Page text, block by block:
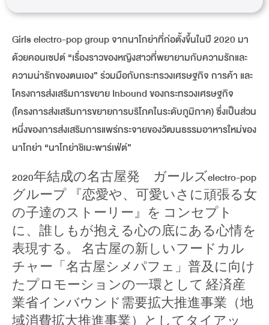
Girls electro-pop group จากนาโกย่าที่ก่อตั้งขึ้นในปี 2020 มา
ด้วยคอนเซปต์ “เรื่องราวของหญิงสาวที่พยายามกับความรักและ
ความน่ารักของตนเอง” ร่วมมือกับกระทรวงเศรษฐกิจ การค้า และ
โครงการส่งเสริมการขยาย Inbound ของกระทรวงเศรษฐกิจ
(โครงการส่งเสริมการขยายการบริโภคในระดับภูมิภาค) ซึ่งเป็นส่วน
หนึ่งของการส่งเสริมการแพร่กระจายของวัฒนธรรมอาหารใหม่ของ
นาโกย่า “นาโกย่าชิเมะพาร์เฟ่ต์”
2020年結成の名古屋発 ガールズelectro-pop
グループ 『恋愛や、可愛いさに頑張る女
の子達のストーリー』を コンセプト
に、誰しもが抱える心の底にある心情を
表現する。 名古屋の新しいフードカル
チャー「名古屋シメパフェ」普及に向け
たプロモーションの一環として 経済産
業省インバウンド需要拡大推進事業（地